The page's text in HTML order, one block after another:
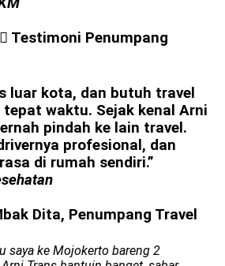
Testimoni Penumpang
luar kota, dan butuh travel
waktu. Sejak kenal Arni
pindah ke lain travel.
profesional, dan
di rumah sendiri.”
Dita, Penumpang Travel
saya ke Mojokerto bareng 2